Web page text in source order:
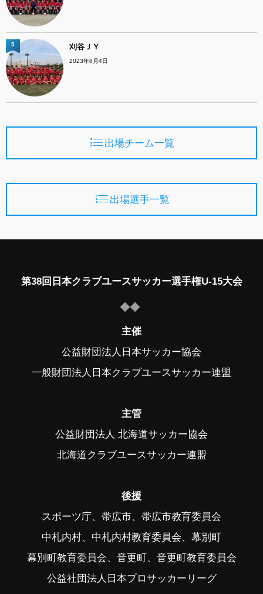
刈谷ＪＹ
2023年8月4日
5
出場チーム一覧
出場選手一覧
第38回日本クラブユースサッカー選手権U-15大会
主催
公益財団法人日本サッカー協会
一般財団法人日本クラブユースサッカー連盟
主管
公益財団法人 北海道サッカー協会
北海道クラブユースサッカー連盟
後援
スポーツ庁、帯広市、帯広市教育委員会
中札内村、中札内村教育委員会、幕別町
幕別町教育委員会、音更町、音更町教育委員会
公益社団法人日本プロサッカーリーグ